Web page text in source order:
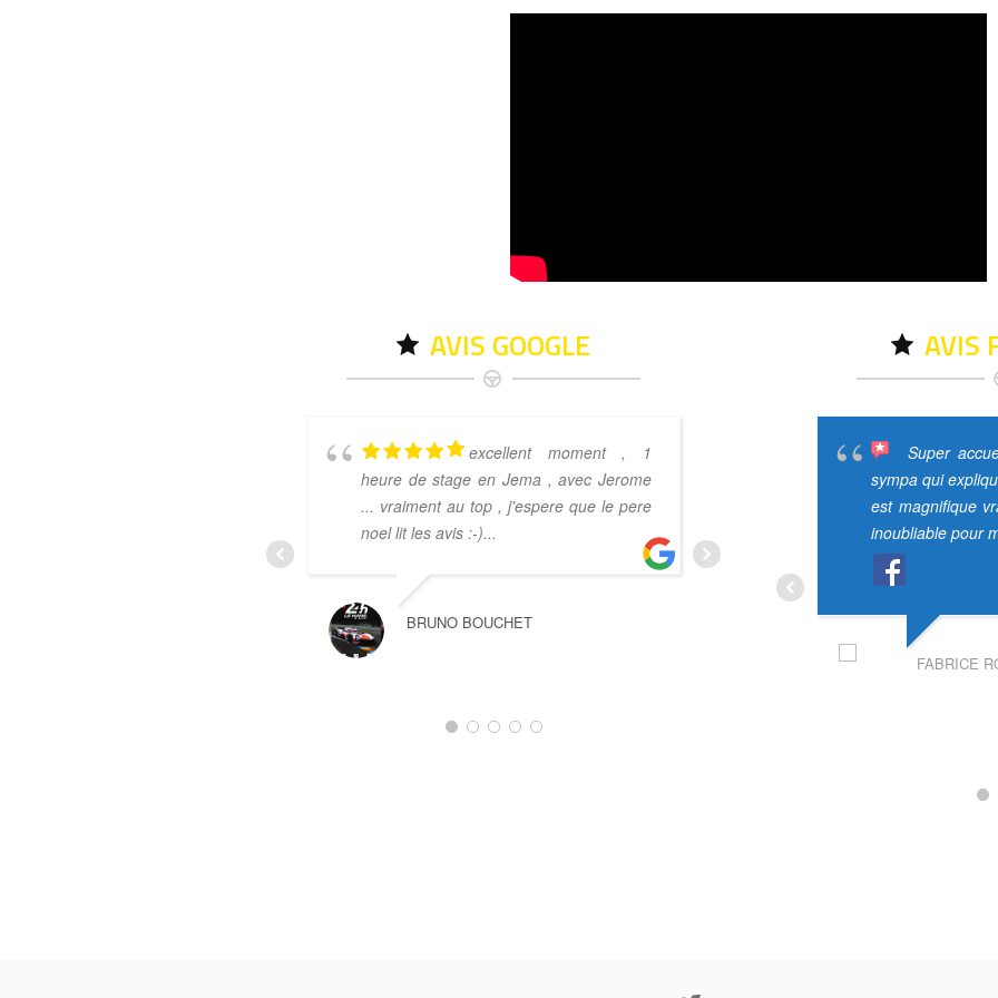
AVIS GOOGLE
excellent moment , 1
heure de stage en Jema , avec Jerome
... vraiment au top , j'espere que le pere
noel lit les avis :-)...
BRUNO BOUCHET
Une
spéciale, pour mes enfants
peu loin. L'équipe de
gentiment trouvé une
accueil superbe, une
professionnelle. Nous
AVIS
Super
sympa qui
est magnifique
inoubliable pour
FABRICE